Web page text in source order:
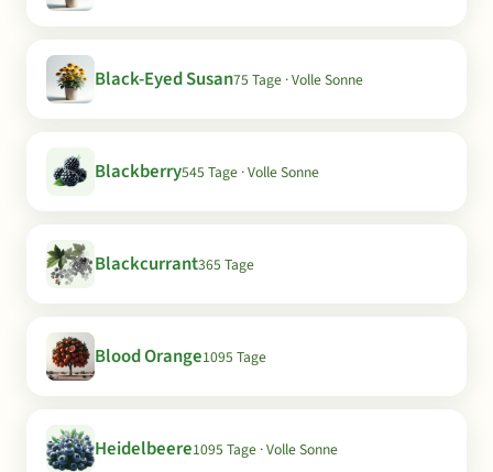
Black-Eyed Susan75 Tage · Volle Sonne
Blackberry545 Tage · Volle Sonne
Blackcurrant365 Tage
Blood Orange1095 Tage
Heidelbeere1095 Tage · Volle Sonne